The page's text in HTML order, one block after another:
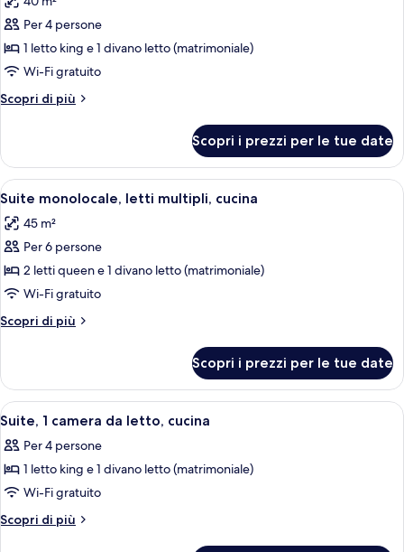
le
foto
per
Suite
monolocale,
1
king
con
divano
letto,
cucina
Per 4 persone
1 letto king e 1 divano letto (matrimoniale)
Wi-Fi gratuito
Scopri di più
Altri
monolocale,
letto
con
divano
cucina
Scopri i prezzi per le tue date
Apri
tutte
le
foto
per
Suite
monolocale,
letti
cucina
Una camera d'albergo con divano,
5
Suite monolocale, letti multipli, cucina
45 m²
Per 6 persone
2 letti queen e 1 divano letto (matrimoniale)
Wi-Fi gratuito
Scopri di più
Altri
monolocale,
letti
multipli,
Scopri i prezzi per le tue date
Apri
tutte
le
foto
per
Suite,
Una cucina compatta in hotel, con
5
Suite, 1 camera da letto, cucina
Per 4 persone
1 letto king e 1 divano letto (matrimoniale)
Wi-Fi gratuito
Scopri di più
Altri